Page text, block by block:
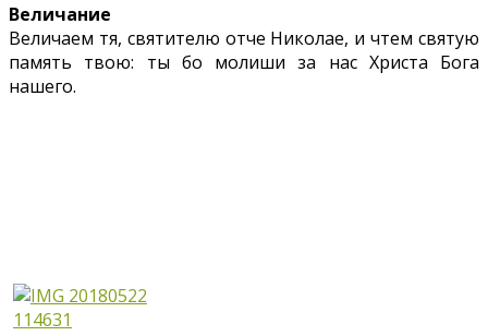
Величание
Величаем тя, святителю отче Николае, и чтем святую
память твою: ты бо молиши за нас Христа Бога
нашего.